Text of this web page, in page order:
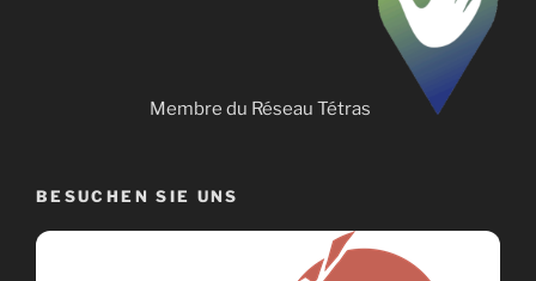
Membre du Réseau Tétras
BESUCHEN SIE UNS